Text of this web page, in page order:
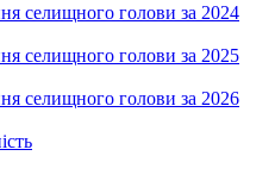
селищного голови за 2024
селищного голови за 2025
селищного голови за 2026